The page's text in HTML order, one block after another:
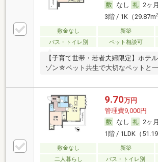
なし
2ヶ月
3階 / 1K（29.87m2
敷金なし 新築
バス・トイレ別
ペット相談可
【子育て世帯・若者夫婦限定】ホテ
ゾン☆ペット共生で大切なペットと
9.70万円
管理費9,000円
なし
2ヶ月
1階 / 1LDK（
敷金なし 新築
二人暮らし
バス・トイレ別